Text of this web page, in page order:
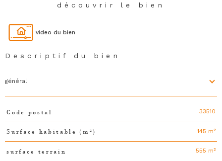
découvrir le bien
video du bien
Descriptif du bien
général
TRAD_PAMPERO_Caracteristique
Code postal 33510
Surface habitable (m²) 145 m²
surface terrain 555 m²